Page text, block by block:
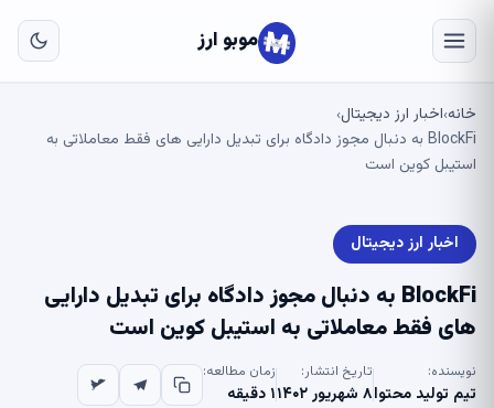
موبو ارز
خانه›اخبار ارز دیجیتال›
BlockFi به دنبال مجوز دادگاه برای تبدیل دارایی های فقط معاملاتی به
استیبل کوین است
اخبار ارز دیجیتال
BlockFi به دنبال مجوز دادگاه برای تبدیل دارایی
های فقط معاملاتی به استیبل کوین است
نویسنده:
تیم تولید محتوا
تاریخ انتشار:
۸ شهریور ۱۴۰۲
زمان مطالعه:
۱ دقیقه